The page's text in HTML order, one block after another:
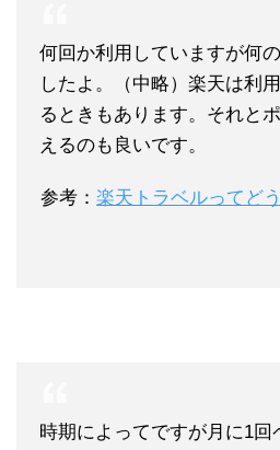
何回か利用していますが何
したよ。（中略） 楽天は利
るときもあります。 それと
えるのも良いです。
参考： 楽天トラベルってど
時期によってですが月に1回